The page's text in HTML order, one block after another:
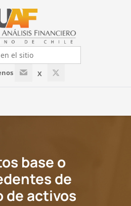
X
base o
de
de activos